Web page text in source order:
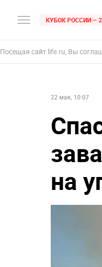
КУБОК РОССИИ —
Посещая сайт life.ru, Вы
22 мая, 10:07
на